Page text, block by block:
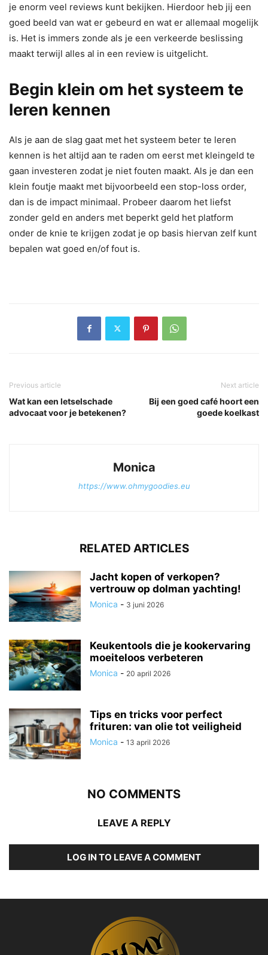
je enorm veel reviews kunt bekijken. Hierdoor heb jij een
goed beeld van wat er gebeurd en wat er allemaal mogelijk
is. Het is immers zonde als je een verkeerde beslissing
maakt terwijl alles al in een review is uitgelicht.
Begin klein om het systeem te
leren kennen
Als je aan de slag gaat met het systeem beter te leren
kennen is het altijd aan te raden om eerst met kleingeld te
gaan investeren zodat je niet fouten maakt. Als je dan een
klein foutje maakt met bijvoorbeeld een stop-loss order,
dan is de impact minimaal. Probeer daarom het liefst
zonder geld en anders met beperkt geld het platform
onder de knie te krijgen zodat je op basis hiervan zelf kunt
bepalen wat goed en/of fout is.
Previous article
Wat kan een letselschade
advocaat voor je betekenen?
Next article
Bij een goed café hoort een
goede koelkast
Monica
https://www.ohmygoodies.eu
RELATED ARTICLES
Jacht kopen of verkopen?
vertrouw op dolman yachting!
Monica - 3 juni 2026
Keukentools die je kookervaring
moeiteloos verbeteren
Monica - 20 april 2026
Tips en tricks voor perfect
frituren: van olie tot veiligheid
Monica - 13 april 2026
NO COMMENTS
LEAVE A REPLY
LOG IN TO LEAVE A COMMENT